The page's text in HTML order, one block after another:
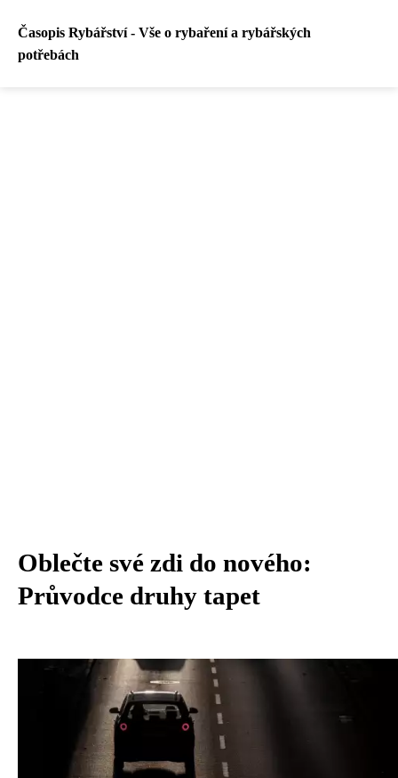
Časopis Rybářství - Vše o rybaření a rybářských
potřebách
Oblečte své zdi do nového:
Průvodce druhy tapet